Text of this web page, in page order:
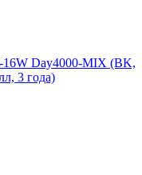
Day4000-MIX (BK,
3 года)